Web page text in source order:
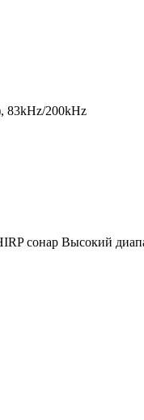
83kHz/200kHz
сонар Высокий